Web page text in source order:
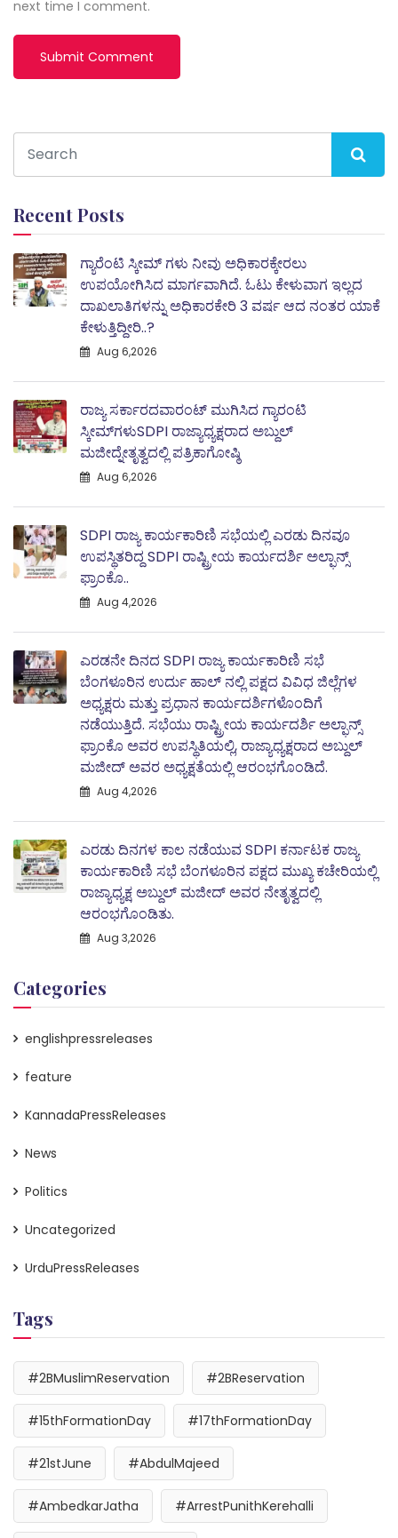
next time I comment.
Recent Posts
ಗ್ಯಾರೆಂಟಿ ಸ್ಕೀಮ್ ಗಳು ನೀವು ಅಧಿಕಾರಕ್ಕೇರಲು
ಉಪಯೋಗಿಸಿದ ಮಾರ್ಗವಾಗಿದೆ. ಓಟು ಕೇಳುವಾಗ ಇಲ್ಲದ
ದಾಖಲಾತಿಗಳನ್ನು ಅಧಿಕಾರಕೇರಿ 3 ವರ್ಷ ಆದ ನಂತರ ಯಾಕೆ
ಕೇಳುತ್ತಿದ್ದೀರಿ..?
Aug 6,2026
ರಾಜ್ಯ ಸರ್ಕಾರದವಾರಂಟ್ ಮುಗಿಸಿದ ಗ್ಯಾರಂಟಿ
ಸ್ಕೀಮ್‌ಗಳುSDPI ರಾಜ್ಯಾಧ್ಯಕ್ಷರಾದ ಅಬ್ದುಲ್
ಮಜೀದ್ನೇತೃತ್ವದಲ್ಲಿ ಪತ್ರಿಕಾಗೋಷ್ಠಿ
Aug 6,2026
SDPI ರಾಜ್ಯ ಕಾರ್ಯಕಾರಿಣಿ ಸಭೆಯಲ್ಲಿ ಎರಡು ದಿನವೂ
ಉಪಸ್ಥಿತರಿದ್ದ SDPI ರಾಷ್ಟ್ರೀಯ ಕಾರ್ಯದರ್ಶಿ ಅಲ್ಫಾನ್ಸ್
ಫ್ರಾಂಕೊ..
Aug 4,2026
ಎರಡನೇ ದಿನದ SDPI ರಾಜ್ಯ ಕಾರ್ಯಕಾರಿಣಿ ಸಭೆ
ಬೆಂಗಳೂರಿನ ಉರ್ದು ಹಾಲ್ ನಲ್ಲಿ ಪಕ್ಷದ ವಿವಿಧ ಜಿಲ್ಲೆಗಳ
ಅಧ್ಯಕ್ಷರು ಮತ್ತು ಪ್ರಧಾನ ಕಾರ್ಯದರ್ಶಿಗಳೊಂದಿಗೆ
ನಡೆಯುತ್ತಿದೆ. ಸಭೆಯು ರಾಷ್ಟ್ರೀಯ ಕಾರ್ಯದರ್ಶಿ ಅಲ್ಫಾನ್ಸ್
ಫ್ರಾಂಕೊ ಅವರ ಉಪಸ್ಥಿತಿಯಲ್ಲಿ, ರಾಜ್ಯಾಧ್ಯಕ್ಷರಾದ ಅಬ್ದುಲ್‌
ಮಜೀದ್‌ ಅವರ ಅಧ್ಯಕ್ಷತೆಯಲ್ಲಿ ಆರಂಭಗೊಂಡಿದೆ.
Aug 4,2026
ಎರಡು ದಿನಗಳ ಕಾಲ ನಡೆಯುವ SDPI ಕರ್ನಾಟಕ ರಾಜ್ಯ
ಕಾರ್ಯಕಾರಿಣಿ ಸಭೆ ಬೆಂಗಳೂರಿನ ಪಕ್ಷದ ಮುಖ್ಯ ಕಚೇರಿಯಲ್ಲಿ
ರಾಜ್ಯಾಧ್ಯಕ್ಷ ಅಬ್ದುಲ್‌ ಮಜೀದ್ ಅವರ ನೇತೃತ್ವದಲ್ಲಿ
ಆರಂಭಗೊಂಡಿತು.
Aug 3,2026
Categories
englishpressreleases
feature
KannadaPressReleases
News
Politics
Uncategorized
UrduPressReleases
Tags
#2BMuslimReservation #2BReservation
#15thFormationDay #17thFormationDay
#21stJune #AbdulMajeed
#AmbedkarJatha #ArrestPunithKerehalli